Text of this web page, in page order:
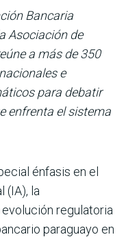
Bancaria
Asociación de
a más de 350
e
para debatir
enfrenta el sistema
énfasis en el
(IA), la
regulatoria
paraguayo en